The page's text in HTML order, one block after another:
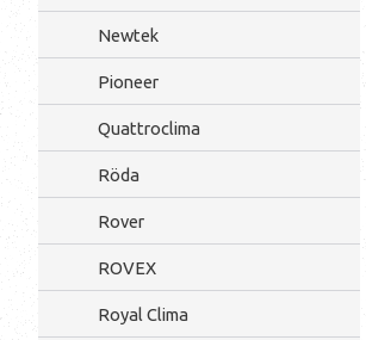
Newtek
Pioneer
Quattroclima
Röda
Rover
ROVEX
Royal Clima